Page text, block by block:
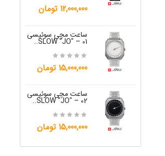
12,000,000 تومان
ساعت مچی سوئیسی
SLOW "JO" – 01..
15,000,000 تومان
ساعت مچی سوئیسی
SLOW "JO" – 02..
15,000,000 تومان